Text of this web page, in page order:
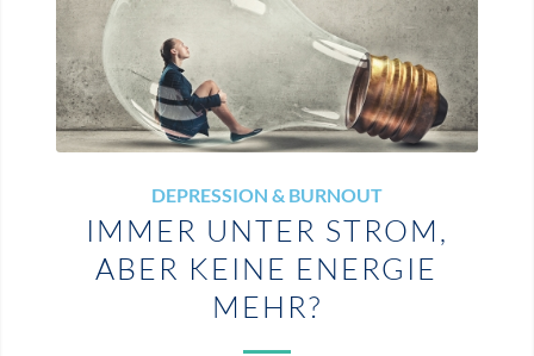
DEPRESSION & BURNOUT
IMMER UNTER STROM,
ABER KEINE ENERGIE
MEHR?